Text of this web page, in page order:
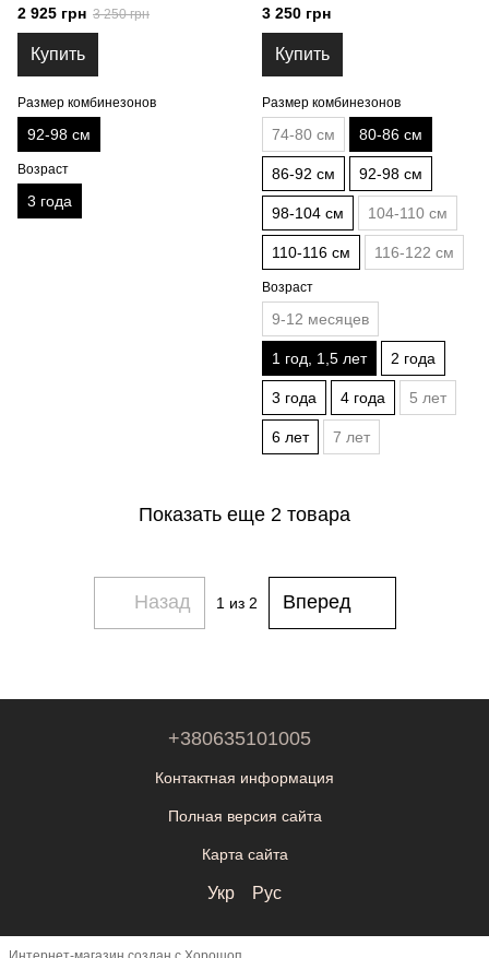
pl016) 92-98 см
2 925 грн 3 250 грн
Купить
Размер комбинезонов
92-98 см
Возраст
3 года
Op307-pl003) 80-86 см
3 250 грн
Купить
Размер комбинезонов
74-80 см 80-86 см
86-92 см 92-98 см
98-104 см 104-110 см
110-116 см 116-122 см
Возраст
9-12 месяцев
1 год, 1,5 лет 2 года
3 года 4 года 5 лет
6 лет 7 лет
Показать еще 2 товара
Назад 1 из 2 Вперед
+380635101005
Контактная информация
Полная версия сайта
Карта сайта
Укр Рус